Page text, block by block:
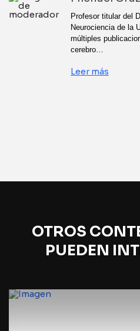
Profesor titular del
Neurociencia de la
múltiples
cerebro…
Leer más
OTROS
PUEDEN